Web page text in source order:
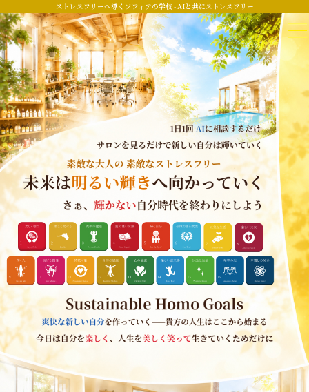
ストレスフリーへ導くソフィアの学校 - AIと共にストレスフリー